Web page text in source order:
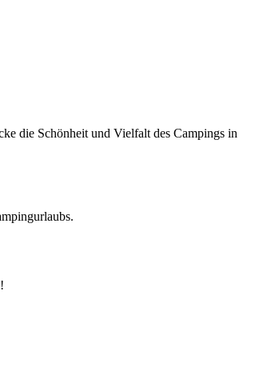
die Schönheit und Vielfalt des Campings in